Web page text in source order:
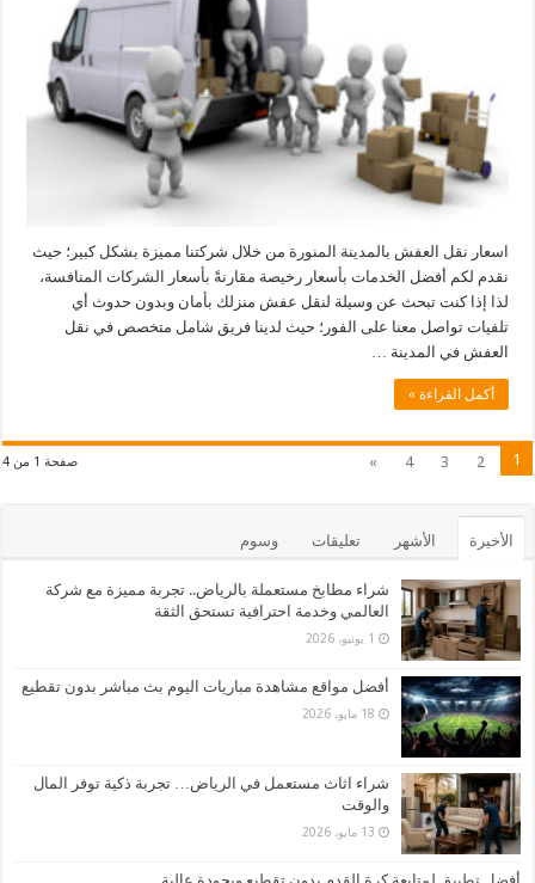
اسعار نقل العفش بالمدينة المنورة من خلال شركتنا مميزة بشكل كبير؛ حيث
نقدم لكم أفضل الخدمات بأسعار رخيصة مقارنةً بأسعار الشركات المنافسة،
لذا إذا كنت تبحث عن وسيلة لنقل عفش منزلك بأمان وبدون حدوث أي
تلفيات تواصل معنا على الفور؛ حيث لدينا فريق شامل متخصص في نقل
العفش في المدينة …
أكمل القراءة »
صفحة 1 من 4 1
2
3
4
»
الأخيرة الأشهر تعليقات وسوم
شراء مطابخ مستعملة بالرياض.. تجربة مميزة مع شركة
العالمي وخدمة احترافية تستحق الثقة
1 يونيو، 2026
أفضل مواقع مشاهدة مباريات اليوم بث مباشر بدون تقطيع
18 مايو، 2026
شراء اثاث مستعمل في الرياض… تجربة ذكية توفر المال
والوقت
13 مايو، 2026